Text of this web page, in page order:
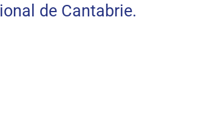
de Cantabrie.